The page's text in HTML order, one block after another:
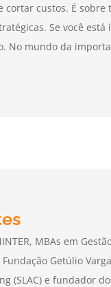
custos. É
Se você
No mundo da
MBAs em
Getúlio
(SLAC) e fundador